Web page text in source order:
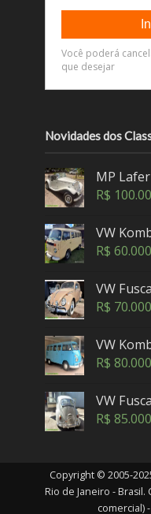
Novidades dos
MP
R$
VW
R$
VW
R$
VW
R$
VW
R$
Copyright © 2005-
Rio de Janeiro - Brasil.
comercial) -